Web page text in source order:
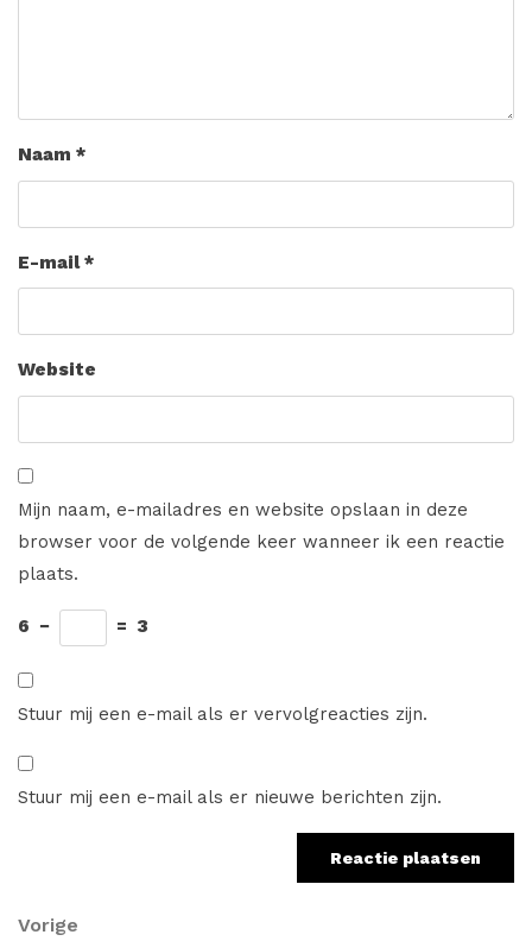
Naam *
E-mail*
Website
Mijn naam, e-mailadres en website opslaan in deze
browser voor de volgende keer wanneer ik een reactie
plaats.
6 − = 3
Stuur mij een e-mail als er vervolgreacties zijn.
Stuur mij een e-mail als er nieuwe berichten zijn.
Vorig
Vorige